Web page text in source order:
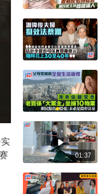
01:37